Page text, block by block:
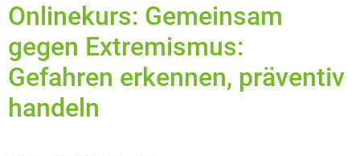
Onlinekurs: Gemeinsam
gegen Extremismus:
Gefahren erkennen, präventiv
handeln